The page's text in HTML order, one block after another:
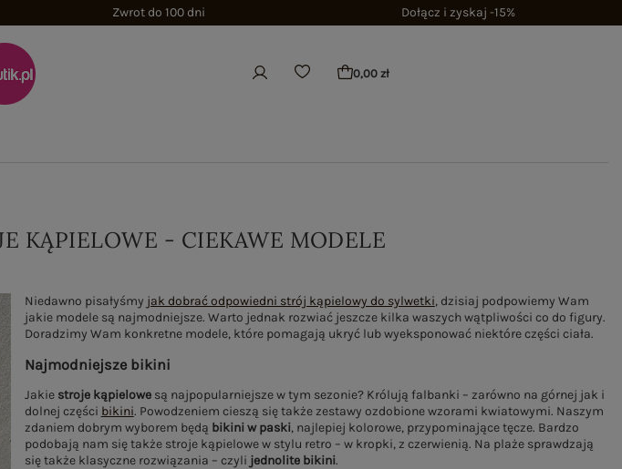
Zwrot do 100 dni Dołącz i zyskaj -15%
0,00 zł
KĄPIELOWE - CIEKAWE MODELE
Niedawno pisałyśmy jak dobrać odpowiedni strój kąpielowy do sylwetki, dzisiaj podpowiemy Wam
jakie modele są najmodniejsze. Warto jednak rozwiać jeszcze kilka waszych wątpliwości co do figury.
Doradzimy Wam konkretne modele, które pomagają ukryć lub wyeksponować niektóre części ciała.
Najmodniejsze bikini
Jakie stroje kąpielowesą najpopularniejsze w tym sezonie? Królują falbanki – zarówno na górnej jak i
dolnej części bikini. Powodzeniem cieszą się także zestawy ozdobione wzorami kwiatowymi. Naszym
zdaniem dobrym wyborem będą bikini w paski, najlepiej kolorowe, przypominające tęcze. Bardzo
podobają nam się także stroje kąpielowe w stylu retro – w kropki, z czerwienią. Na plaże sprawdzają
się także klasyczne rozwiązania – czyli jednolite bikini.